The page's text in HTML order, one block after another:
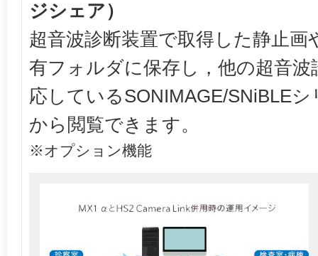
ジシェア）
超音波診断装置で取得した静止画
有フォルダに保存し，他の超音波
応しているSONIMAGE/SNiBLE
から閲覧できます。
※オプション機能